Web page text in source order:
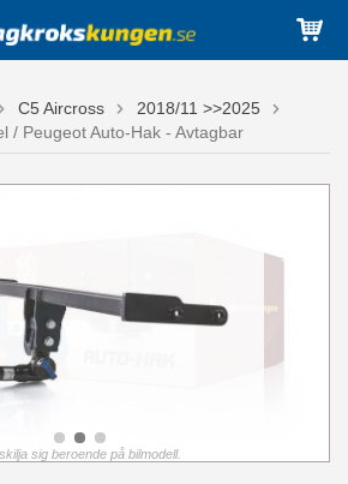
C5 Aircross
2018/11 >>2025
/ Peugeot Auto-Hak - Avtagbar
sig beroende på bilmodell.